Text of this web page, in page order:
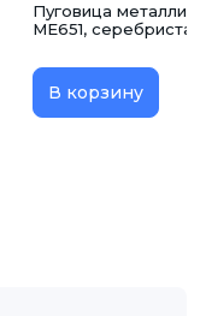
Пуговица
ME651,
В корзину